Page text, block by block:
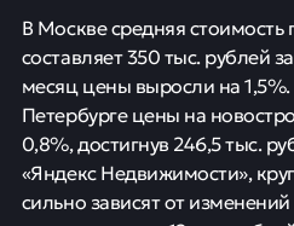
1 квадратный метр жилья в
на 0,6% в марте, достигнув
сообщили в «ЦИАН
предыдущем месяце рост
1,1%. Наибольший прирост
наблюдается в Омске и
тыс. рублей и 176,5 тыс.